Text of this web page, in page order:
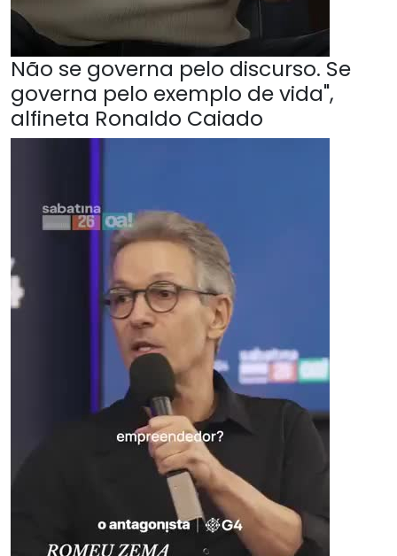
Não se governa pelo discurso. Se
governa pelo exemplo de vida",
alfineta Ronaldo Caiado